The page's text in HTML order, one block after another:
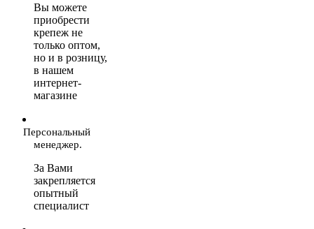
Вы можете
приобрести
крепеж не
только оптом,
но и в розницу,
в нашем
интернет-
магазине
Персональный
менеджер.
За Вами
закрепляется
опытный
специалист